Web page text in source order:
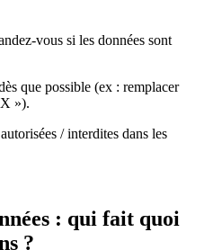
vous si les données sont
que possible (ex : remplacer
»).
/ interdites dans les
: qui fait quoi
?